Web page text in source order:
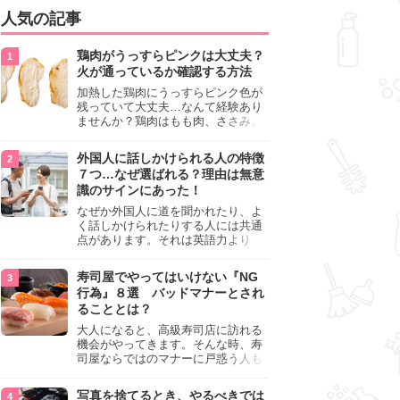
人気の記事
鶏肉がうっすらピンクは大丈夫？
火が通っているか確認する方法
加熱した鶏肉にうっすらピンク色が
残っていて大丈夫…なんて経験あり
ませんか？鶏肉はもも肉、ささみ、
わいが異なり、いろいろと楽しめる
料理ですが、鶏肉は加熱した後でも
うっすらピンク色の部分が大丈夫な
のと気になるときがあります。この
記事では生焼けか火が通っているの
かを確認する方法や、鶏肉を調理す
るときの注意点を紹介しますので、
参考にしてみてくださいね。
外国人に話しかけられる人の特徴
７つ…なぜ選ばれる？理由は無意
識のサインにあった！
なぜか外国人に道を聞かれたり、よ
く話しかけられたりする人には共通
点があります。それは英語力より
けても大丈夫」というサインが関係
しています。よく選ばれる人の特徴
や、英語が苦手でも焦らない対処
法、自分を守るための注意点を詳し
く解説します。
寿司屋でやってはいけない『NG
行為』８選 バッドマナーとされ
ることとは？
大人になると、高級寿司店に訪れる
機会がやってきます。そんな時、寿
司屋ならではのマナーに戸惑う人も
らためて寿司屋でやってはいけない
写真を捨てるとき、やるべきでは